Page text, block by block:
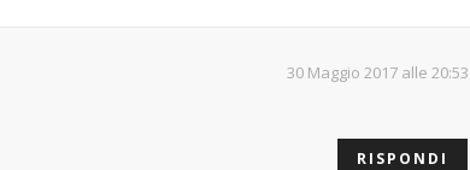
30 Maggio 2017 alle 20:53
RISPONDI